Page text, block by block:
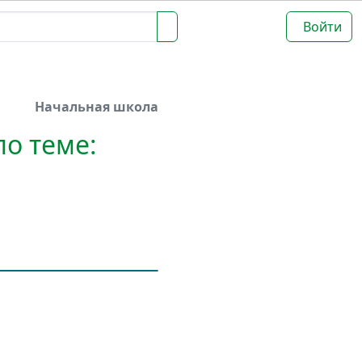
Войти
Начальная школа
теме: